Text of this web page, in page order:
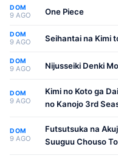
DOM
9 AGO One Piece
DOM
9 AGO Seihantai na Kimi
DOM
9 AGO Nijusseiki Denki
DOM
9 AGO
Kimi no Koto ga
no Kanojo 3rd
DOM
9 AGO
Futsutsuka na
Suuguu Chouso